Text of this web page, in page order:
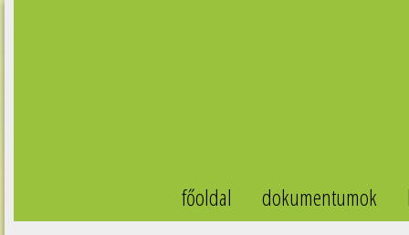
főoldal dokumentumok